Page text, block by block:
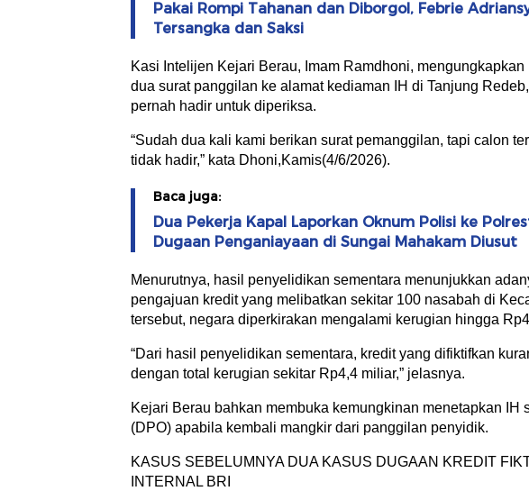
Pakai Rompi Tahanan dan Diborgol, Febrie
Tersangka dan Saksi
Kasi Intelijen Kejari Berau, Imam Ramdhoni,
dua surat panggilan ke alamat kediaman IH di Tanjung
pernah hadir untuk diperiksa.
“Sudah dua kali kami berikan surat pemanggilan, tapi calon
tidak hadir,” kata Dhoni,Kamis(4/6/2026).
Baca juga:
Dua Pekerja Kapal Laporkan Oknum Polisi ke
Dugaan Penganiayaan di Sungai Mahakam Diusut
Menurutnya, hasil penyelidikan sementara menunjukkan
pengajuan kredit yang melibatkan sekitar 100 nasabah di
tersebut, negara diperkirakan mengalami kerugian hingga
“Dari hasil penyelidikan sementara, kredit yang difiktifkan
dengan total kerugian sekitar Rp4,4 miliar,” jelasnya.
Kejari Berau bahkan membuka kemungkinan menetapkan IH
(DPO) apabila kembali mangkir dari panggilan penyidik.
KASUS SEBELUMNYA DUA KASUS DUGAAN KREDIT
INTERNAL BRI